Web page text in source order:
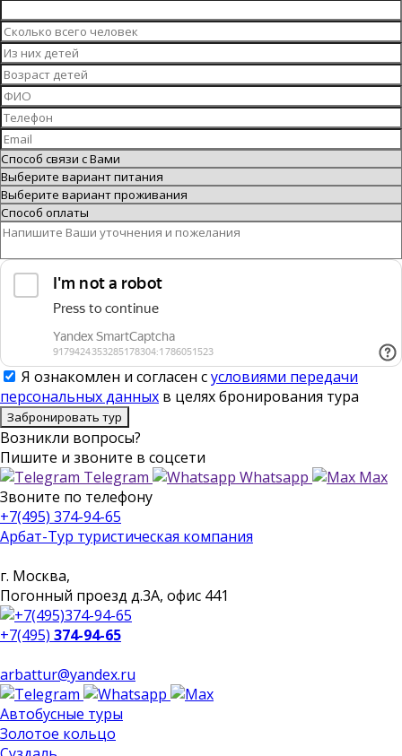
Я ознакомлен и согласен сусловиями передачи
персональных данных в целях бронирования тура
Забронировать тур
Возникли вопросы?
Пишите и звоните в соцсети
Telegram
Whatsapp
Max
Звоните по телефону
+7(495) 374-94-65
Арбат-Тур туристическая компания
г. Москва,
Погонный проезд д.3А, офис 441
+7(495) 374-94-65
arbattur@yandex.ru
Автобусные туры
Золотое кольцо